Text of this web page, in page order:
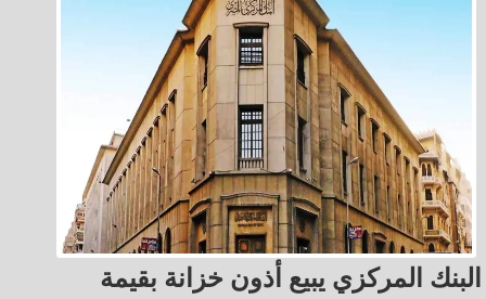
البنك المركزي يبيع أذون خزانة بقيمة